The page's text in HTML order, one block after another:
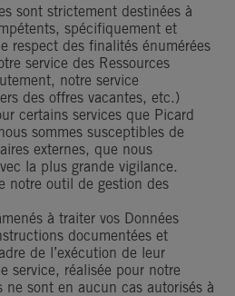
sont strictement destinées à
spécifiquement et
respect des finalités énumérées
service des Ressources
notre service
des offres vacantes, etc.)
certains services que Picard
sommes susceptibles de
externes, que nous
la plus grande vigilance.
notre outil de gestion des
à traiter vos Données
documentées et
de l’exécution de leur
service, réalisée pour notre
ne sont en aucun cas autorisés à